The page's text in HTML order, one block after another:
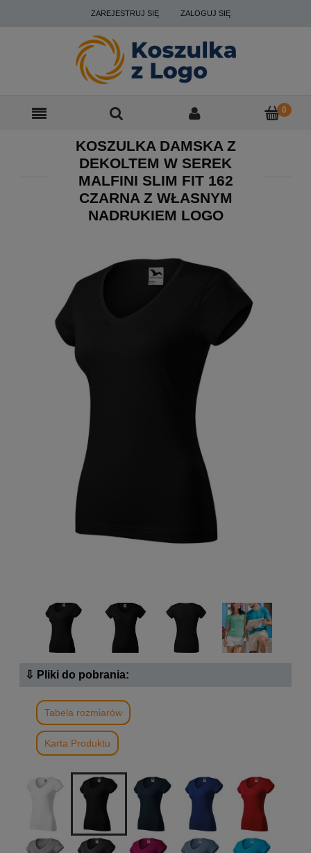
ZAREJESTRUJ SIĘ ZALOGUJ SIĘ
KOSZULKA DAMSKA Z
DEKOLTEM W SEREK
MALFINI SLIM FIT 162
CZARNA Z WŁASNYM
NADRUKIEM LOGO
⇩ Pliki do pobrania:
Tabela rozmiarów
Karta Produktu